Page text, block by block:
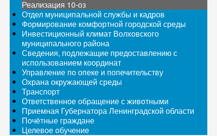
Реализация 10-оз
Отдел муниципальной службы и кадров
Формирование комфортной городской среды
Инвестиционный климат Волховского
муниципального района
Сведения, подлежащие предоставлению с
использованием координат
Управление по опеке и попечительству
Охрана окружающей среды
Транспорт
Ответственное обращение с животными
Приемная Губернатора Ленинградской области
Почётные граждане
Целевое обучение